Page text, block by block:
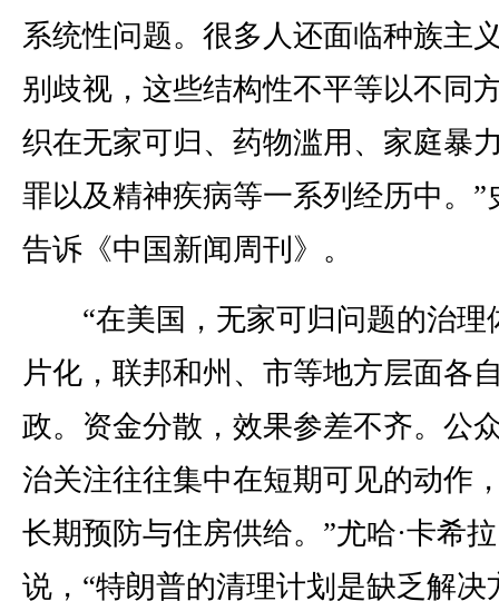
系统性问题。很多人还面临种族主
别歧视，这些结构性不平等以不同
织在无家可归、药物滥用、家庭暴
罪以及精神疾病等一系列经历中。”
告诉《中国新闻周刊》。
“在美国，无家可归问题的治理
片化，联邦和州、市等地方层面各
政。资金分散，效果参差不齐。公
治关注往往集中在短期可见的动作
长期预防与住房供给。”尤哈·卡希拉
说，“特朗普的清理计划是缺乏解决